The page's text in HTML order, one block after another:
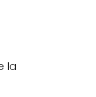
la